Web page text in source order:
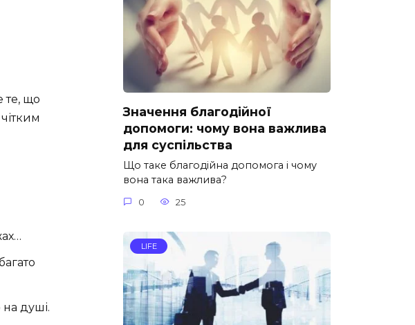
те, що
на душі.
Значення благодійної
допомоги: чому вона важлива
для суспільства
Що таке благодійна допомога і чому
вона така важлива?
0 25
LIFE